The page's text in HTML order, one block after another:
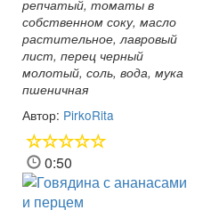
репчатый, томаты в
собственном соку, масло
растительное, лавровый
лист, перец черный
молотый, соль, вода, мука
пшеничная
Автор: PirkoRita
0:50